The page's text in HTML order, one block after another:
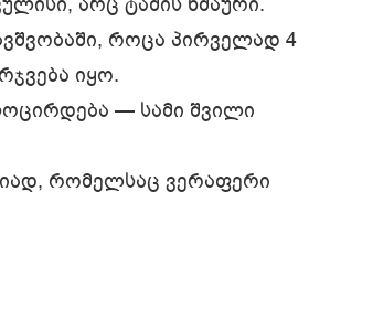
როცა პირველად 4
იყო.
— სამი შვილი
რომელსაც ვერაფერი